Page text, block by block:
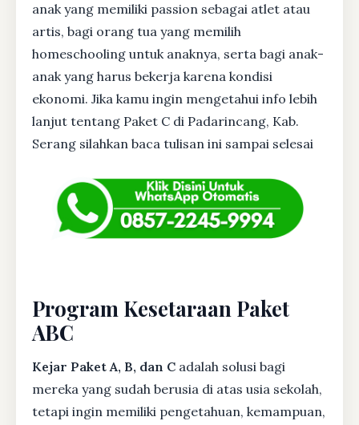
anak yang memiliki passion sebagai atlet atau
artis, bagi orang tua yang memilih
homeschooling untuk anaknya, serta bagi anak-
anak yang harus bekerja karena kondisi
ekonomi. Jika kamu ingin mengetahui info lebih
lanjut tentang Paket C di Padarincang, Kab.
Serang silahkan baca tulisan ini sampai selesai
Program Kesetaraan Paket
ABC
Kejar Paket A, B, dan C adalah solusi bagi
mereka yang sudah berusia di atas usia sekolah,
tetapi ingin memiliki pengetahuan, kemampuan,